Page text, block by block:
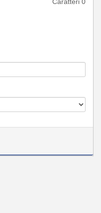
Caratteri 0